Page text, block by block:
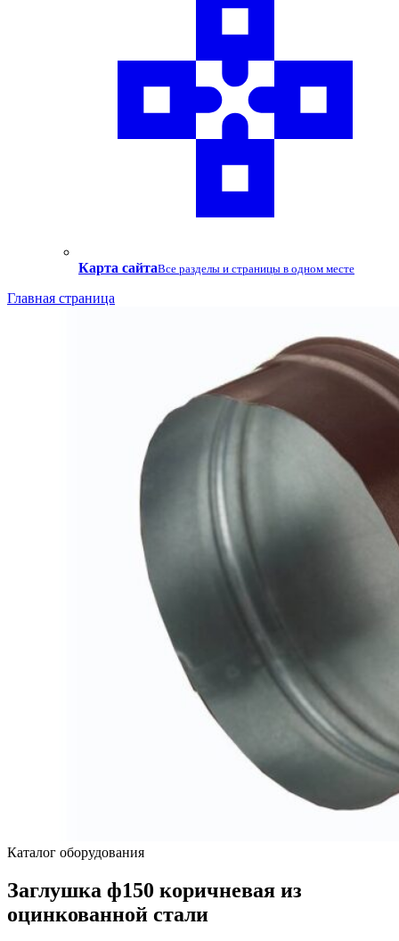
Карта сайтаВсе разделы и страницы в одном месте
Главная страница
Каталог оборудования
Заглушка ф150 коричневая из
оцинкованной стали